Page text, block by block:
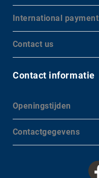
International payment
Contact us
Contact informatie
Openingstijden
Contactgegevens